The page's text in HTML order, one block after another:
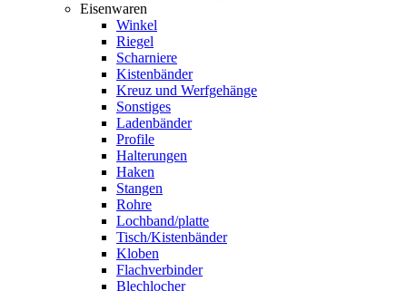
Eisenwaren
Winkel
Riegel
Scharniere
Kistenbänder
Kreuz und Werfgehänge
Sonstiges
Ladenbänder
Profile
Halterungen
Haken
Stangen
Rohre
Lochband/platte
Tisch/Kistenbänder
Kloben
Flachverbinder
Blechlocher